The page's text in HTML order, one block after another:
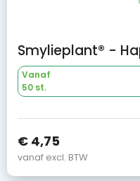
Vanaf
50 st.
€ 4,75
vanaf excl. BTW